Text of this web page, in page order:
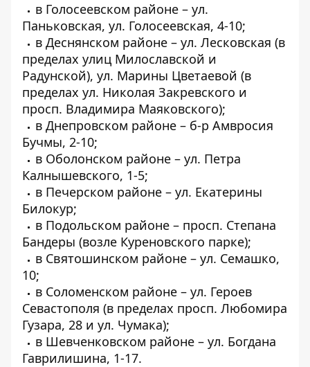
в Голосеевском районе – ул.
Паньковская, ул. Голосеевская, 4-10;
в Деснянском районе – ул. Лесковская (в
пределах улиц Милославской и
Радунской), ул. Марины Цветаевой (в
пределах ул. Николая Закревского и
просп. Владимира Маяковского);
в Днепровском районе – б-р Амвросия
Бучмы, 2-10;
в Оболонском районе – ул. Петра
Калнышевского, 1-5;
в Печерском районе – ул. Екатерины
Билокур;
в Подольском районе – просп. Степана
Бандеры (возле Куреновского парке);
в Святошинском районе – ул. Семашко,
10;
в Соломенском районе – ул. Героев
Севастополя (в пределах просп. Любомира
Гузара, 28 и ул. Чумака);
в Шевченковском районе – ул. Богдана
Гаврилишина, 1-17.